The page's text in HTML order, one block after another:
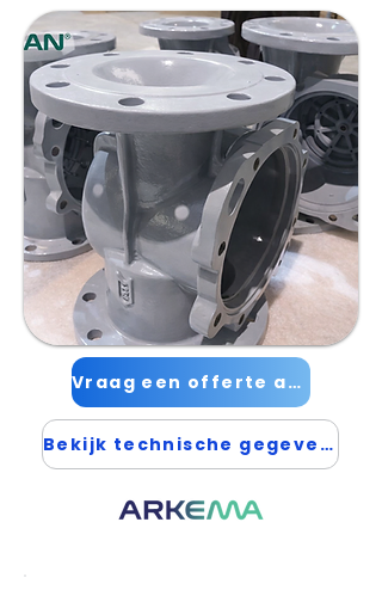
Vraag een offerte aan →
Bekijk technische gegevens